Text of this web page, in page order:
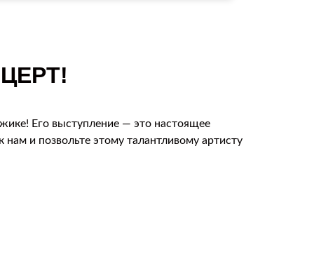
Его выступление — это настоящее
и позвольте этому талантливому артисту